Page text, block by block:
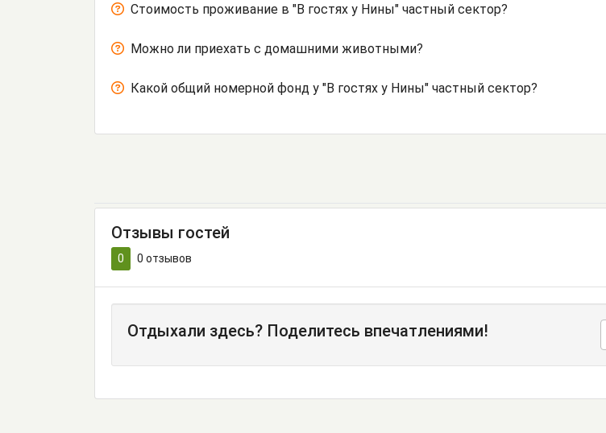
Стоимость проживание в "В гостях у Нины" частный сектор?
Можно ли приехать с домашними животными?
Какой общий номерной фонд у "В гостях у Нины" частный сектор?
Отзывы гостей
0 0 отзывов
Отдыхали здесь? Поделитесь впечатлениями!